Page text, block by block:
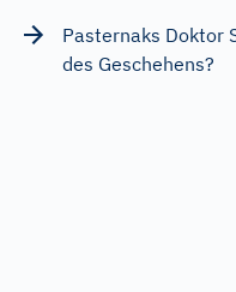
Pasternaks Doktor
des Geschehens?